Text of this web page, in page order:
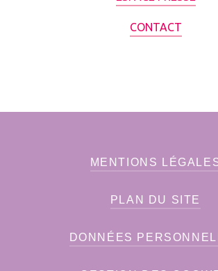
CONTACT
MENTIONS
PLAN DU SITE
DONNÉES